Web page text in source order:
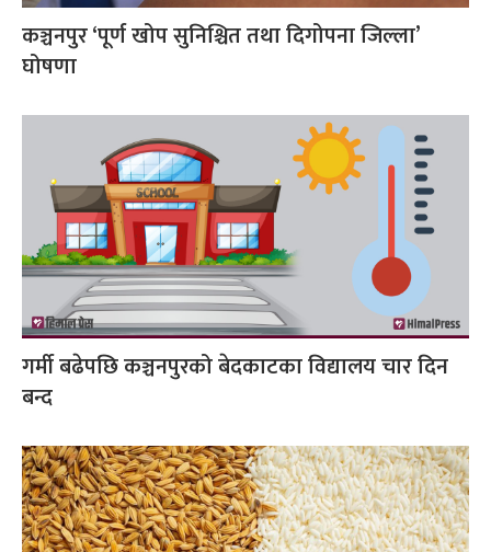
कञ्चनपुर ‘पूर्ण खोप सुनिश्चित तथा दिगोपना जिल्ला’
घोषणा
गर्मी बढेपछि कञ्चनपुरको बेदकाटका विद्यालय चार दिन
बन्द